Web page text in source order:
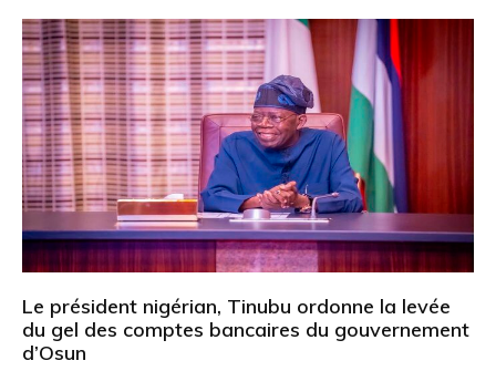
Le président nigérian, Tinubu ordonne la levée
du gel des comptes bancaires du gouvernement
d’Osun